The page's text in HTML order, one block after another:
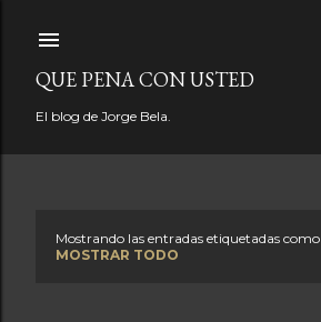
QUE PENA CON USTED
El blog de Jorge Bela.
Mostrando las entradas etiquetadas como
MOSTRAR TODO